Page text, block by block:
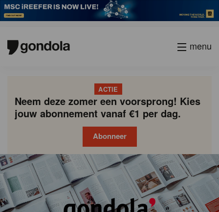
menu
ACTIE
Neem deze zomer een voorsprong! Kies
jouw abonnement vanaf €1 per dag.
Abonneer
Gondola
academy
Gondola
society